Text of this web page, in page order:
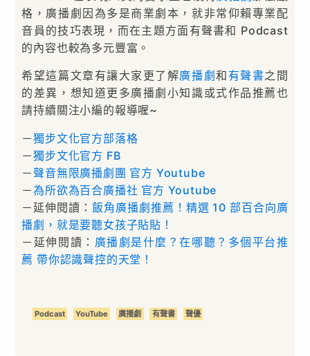
格，廣播劇因為多是商業劇本，就非常仰賴專業配
音員的技巧表現，而在主題方面有聲書和 Podcast
的內容也較為多元豐富。
希望這篇文章有讓大家更了解廣播劇和 有聲書之間
的差異，想知道更多廣播劇小知識或式作品推薦也
請持續關注小編的報導喔~
－獨步文化官方部落格
－獨步文化官方 FB
－聲音無限廣播劇團 官方 Youtube
－為所欲為百合廣播社 官方 Youtube
－延伸閱讀：飯角廣播劇推薦！精選 10 部百合向廣
播劇，就是要聽女孩子貼貼！
－延伸閱讀： 廣播劇是什麼？在哪聽？多個平台推
薦 帶你認識聲控的天堂！
Podcast YouTube 廣播劇 有聲書 聲優